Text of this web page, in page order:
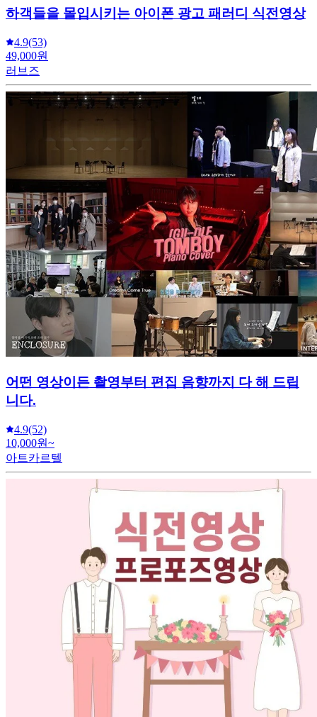
하객들을 몰입시키는 아이폰 광고 패러디 식전영상
4.9(53)
49,000원
러브즈
어떤 영상이든 촬영부터 편집 음향까지 다 해 드립
니다.
4.9(52)
10,000원~
아트카르텔